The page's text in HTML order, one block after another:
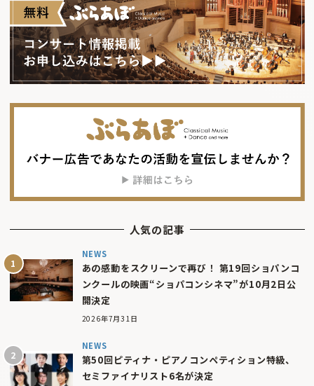
人気の記事
NEWS
あの感動をスクリーンで再び！ 第19回ショパンコ
ンクールの映画“ショパコンシネマ”が10月2日公
開決定
2026年7月31日
NEWS
第50回ピティナ・ピアノコンペティション特級、
セミファイナリスト6名が決定